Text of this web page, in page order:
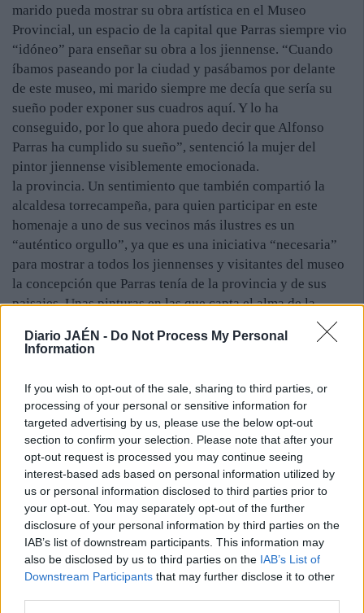
Diario JAÉN - Do Not Process My Personal
Information
If you wish to opt-out of the sale, sharing to third parties, or
processing of your personal or sensitive information for
targeted advertising by us, please use the below opt-out
section to confirm your selection. Please note that after your
opt-out request is processed you may continue seeing
interest-based ads based on personal information utilized by
us or personal information disclosed to third parties prior to
your opt-out. You may separately opt-out of the further
disclosure of your personal information by third parties on the
IAB’s list of downstream participants. This information may
also be disclosed by us to third parties on the IAB’s List of
Downstream Participants that may further disclose it to other
marido pueda mostrar su obra artística en el Museo
Provincial, un espacio de la capital que Parras siempre vio
“idóneo” para enseñar su obra a los jiennense. “Cuando
íbamos paseando por la ciudad y pasábamos por delante
de este museo, mi marido siempre me decía que sería su
sueño poder exponer sus cuadros aquí. Y lo ha
conseguido, por lo que ahora puedo decir que Alfonso
Parras ha cumplido su sueño”, sentenció la mujer del
pintor jiennense visiblemente emocionada.
la provincia. Un sentimiento que también compartió la
alcaldesa torrecampeña, para quien participar en este
homenaje a uno de sus vecinos más ilustres es un
“auténtico orgullo”, ya que es una iniciativa “necesaria”
para mostrar a todos los jiennenses y visitantes del museo
la concepción que Parras tenía de la provincia y de sus
paisajes. Unas pinturas en las que capta el alma de la
geografía jiennense, siempre con la particular predilección
que el pintor torrecampeño sentía por la luz.
pintura en la Escuela de Artes y Oficios de Jaén, desde
donde viajó hasta la Academia de las Artes Santa Isabel de
Hungría, en Sevilla. Tras una etapa de formación artística
por Europa, Parras regresó a la provincia, donde inició su
trayectoria profesional en la pintura. Asimismo, el artista
de Torredelcampo recibió el reconocimiento como el
pintor oficial de las sierras de Segura y Las Villas.